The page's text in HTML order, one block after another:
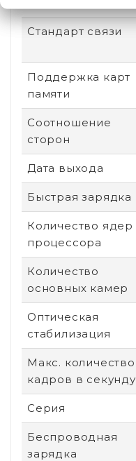
Стандарт связи
Поддержка карт
памяти
Соотношение
сторон
Дата выхода
Быстрая зарядка
Количество ядер
процессора
Количество
основных камер
Оптическая
стабилизация
Макс. количество
кадров в секунду
Серия
Беспроводная
зарядка